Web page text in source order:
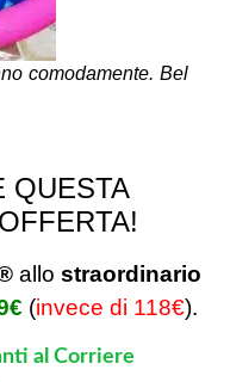
comodamente. Bel
QUESTA
allo straordinario
(invece di 118€).
al Corriere